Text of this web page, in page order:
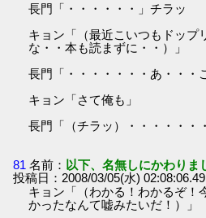
長門「・・・・・・」チラッ
キョン「（最近こいつもドップ
な・・本も読まずに・・）」
長門「・・・・・・・あ・・・
キョン「さて俺も」
長門「（チラッ）・・・・・・
81 名前： 以下、名無しにかわりま
投稿日：2008/03/05(水)
キョン「（わかる！わかるぞ！
かったなんて嘘みたいだ！）」